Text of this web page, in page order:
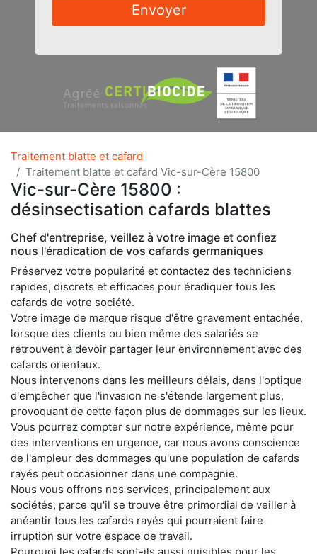
Envoyer
Traitement blatte et cafard
Traitement blatte et cafard Vic-sur-Cère 15800
Vic-sur-Cère 15800 :
désinsectisation cafards blattes
Chef d'entreprise, veillez à votre image et confiez
nous l'éradication de vos cafards germaniques
Préservez votre popularité et contactez des techniciens
rapides, discrets et efficaces pour éradiquer tous les
cafards de votre société.
Votre image de marque risque d'être gravement entachée,
lorsque des clients ou bien même des salariés se
retrouvent à devoir partager leur environnement avec des
cafards orientaux.
Nous intervenons dans les meilleurs délais, dans l'optique
d'empêcher que l'invasion ne s'étende largement plus,
provoquant de cette façon plus de dommages sur les lieux.
Vous pourrez compter sur notre expérience, même pour
des interventions en urgence, car nous avons conscience
de l'ampleur des dommages qu'une population de cafards
rayés peut occasionner dans une compagnie.
Nous vous offrons nos services, principalement aux
sociétés, parce qu'il se trouve être primordial de veiller à
anéantir tous les cafards rayés qui pourraient faire
irruption sur votre espace de travail.